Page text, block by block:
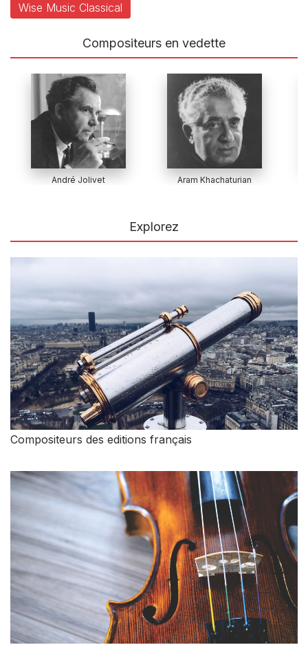
Wise Music Classical
Compositeurs en vedette
André Jolivet Aram Khachaturian
Explorez
Compositeurs des editions français